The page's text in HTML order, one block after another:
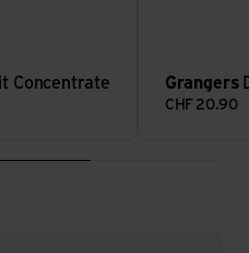
Concentrate Grangers
CHF 20.90